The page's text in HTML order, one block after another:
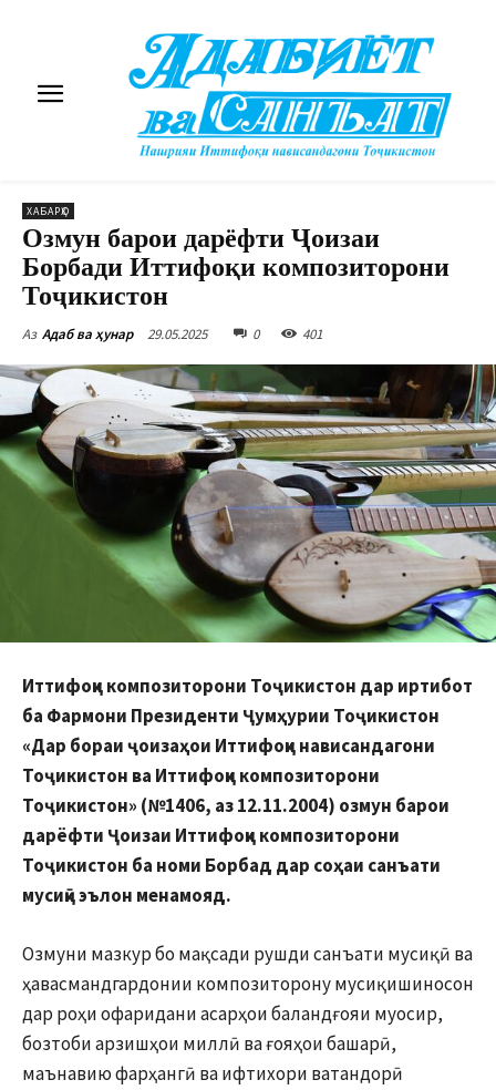
ХАБАРҲО
Озмун барои дарёфти Ҷоизаи
Борбади Иттифоқи композиторони
Тоҷикистон
Аз Адаб ва ҳунар 29.05.2025 0 401
Иттифоқи композиторони Тоҷикистон дар иртибот
ба Фармони Президенти Ҷумҳурии Тоҷикистон
«Дар бораи ҷоизаҳои Иттифоқи нависандагони
Тоҷикистон ва Иттифоқи композиторони
Тоҷикистон» (№1406, аз 12.11.2004) озмун барои
дарёфти Ҷоизаи Иттифоқи композиторони
Тоҷикистон ба номи Борбад дар соҳаи санъати
мусиқӣ эълон менамояд.
Озмуни мазкур бо мақсади рушди санъати мусиқӣ ва
ҳавасмандгардонии композиторону мусиқишиносон
дар роҳи офаридани асарҳои баландғояи муосир,
бозтоби арзишҳои миллӣ ва ғояҳои башарӣ,
маънавию фарҳангӣ ва ифтихори ватандорӣ